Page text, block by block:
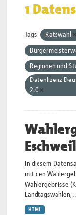
1
Tags: Ratswahl
Regionen und
Datenlizenz
2.0
In diesem
mit den
Wahlergebnisse
HTML